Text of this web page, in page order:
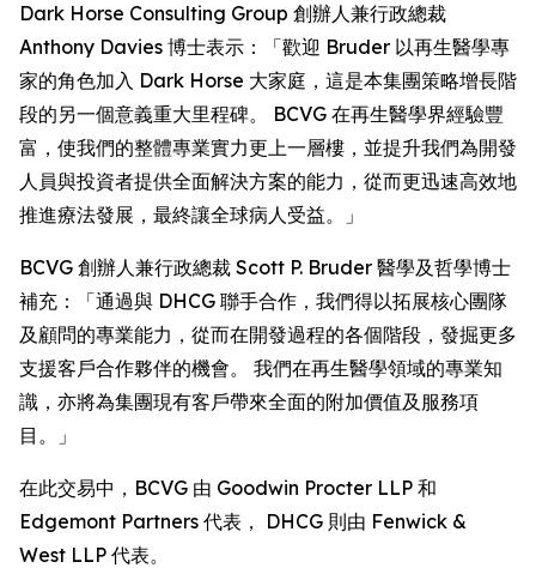
Dark Horse Consulting Group 創辦人兼行政總裁
Anthony Davies 博士表示：「歡迎 Bruder 以再生醫學專
家的角色加入 Dark Horse 大家庭，這是本集團策略增長階
段的另一個意義重大里程碑。 BCVG 在再生醫學界經驗豐
富，使我們的整體專業實力更上一層樓，並提升我們為開發
人員與投資者提供全面解決方案的能力，從而更迅速高效地
推進療法發展，最終讓全球病人受益。」
BCVG 創辦人兼行政總裁 Scott P. Bruder 醫學及哲學博士
補充：「通過與 DHCG 聯手合作，我們得以拓展核心團隊
及顧問的專業能力，從而在開發過程的各個階段，發掘更多
支援客戶合作夥伴的機會。 我們在再生醫學領域的專業知
識，亦將為集團現有客戶帶來全面的附加價值及服務項
目。」
在此交易中，BCVG 由 Goodwin Procter LLP 和
Edgemont Partners 代表， DHCG 則由 Fenwick &
West LLP 代表。